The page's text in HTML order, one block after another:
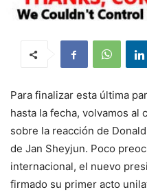
Para finalizar esta última
hasta la fecha, volvamos al
sobre la reacción de
de Jan Sheyjun. Poco
internacional, el nuevo
firmado su primer acto